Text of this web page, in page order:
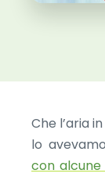
Che l’aria
lo
con alcune